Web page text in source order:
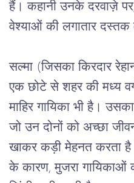
हैं। कहानी उनके दरवाज़े
वेश्याओं की लगातार दस्तक
सल्मा (जिसका किरदार
एक छोटे से शहर की मध्य
माहिर गायिका भी है।
जो उन दोनों को अच्छा
खाकर कड़ी मेहनत करता
के कारण, मुजरा गायिकाओं